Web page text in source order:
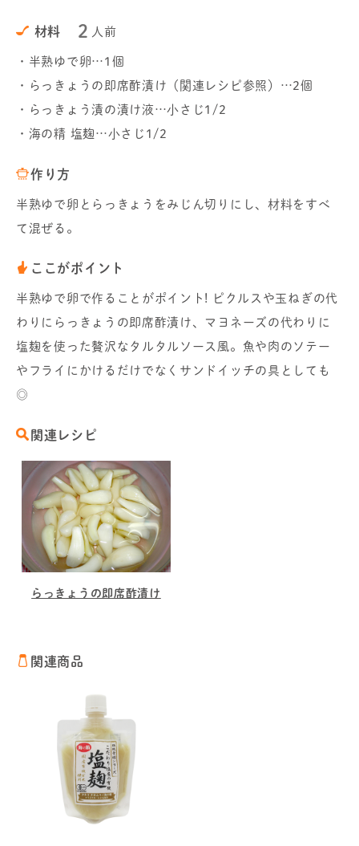
材料 2 人前
・半熟ゆで卵…1個
・らっきょうの即席酢漬け（関連レシピ参照）…2個
・らっきょう漬の漬け液…小さじ1/2
・海の精 塩麹…小さじ1/2
作り方
半熟ゆで卵とらっきょうをみじん切りにし、材料をすべ
て混ぜる。
ここがポイント
半熟ゆで卵で作ることがポイント! ピクルスや玉ねぎの代
わりにらっきょうの即席酢漬け、マヨネーズの代わりに
塩麹を使った贅沢なタルタルソース風。魚や肉のソテー
やフライにかけるだけでなくサンドイッチの具としても
◎
関連レシピ
らっきょうの即席酢漬け
関連商品